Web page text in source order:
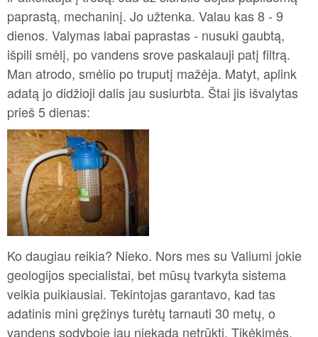
paprastą, mechaninį. Jo užtenka. Valau kas 8 - 9
dienos. Valymas labai paprastas - nusuki gaubtą,
išpili smėlį, po vandens srove paskalauji patį filtrą.
Man atrodo, smėlio po truputį mažėja. Matyt, aplink
adatą jo didžioji dalis jau susiurbta. Štai jis išvalytas
prieš 5 dienas:
Ko daugiau reikia? Nieko. Nors mes su Valiumi jokie
geologijos specialistai, bet mūsų tvarkyta sistema
veikia puikiausiai. Tekintojas garantavo, kad tas
adatinis mini gręžinys turėtų tarnauti 30 metų, o
vandens sodyboje jau niekada netrūkti. Tikėkimės.